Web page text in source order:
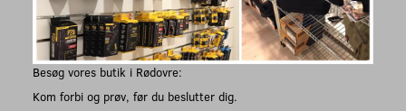
Besøg vores butik i Rødovre:
Kom forbi og prøv, før du beslutter dig.